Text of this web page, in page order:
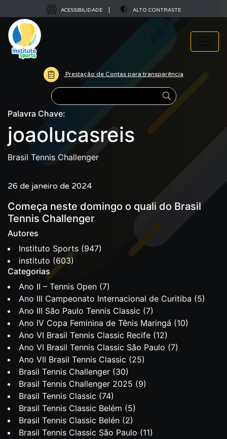
ACESSIBILIDADE ALTO CONTRASTE
Prestação de Contas para transparência
Pesquisar
Palavra Chave:
joaolucasreis
Brasil Tennis Challenger
26 de janeiro de 2024
Começa neste domingo o quali do Brasil
Tennis Challenger
Autores
Instituto Sports (947)
instituto (603)
Categorias
Ano II – Tennis Open (7)
Ano III Campeonato Internacional de Curitiba (5)
Ano III São Paulo Tennis Classic (7)
Ano IV Copa Feminina de Tênis Maringá (10)
Ano VI Brasil Tennis Classic Recife (12)
Ano VI Brasil Tennis Classic São Paulo (7)
Ano VII Brasil Tennis Classic (25)
Brasil Tennis Challenger (30)
Brasil Tennis Challenger 2025 (9)
Brasil Tennis Classic (74)
Brasil Tennis Classic Belém (5)
Brasil Tennis Classic Belén (2)
Brasil Tennis Classic São Paulo (11)